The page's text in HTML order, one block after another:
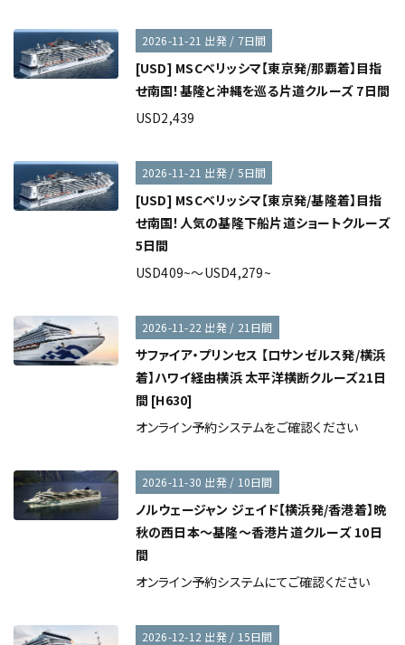
2026-11-21 出発 / 7日間
[USD] MSCベリッシマ【東京発/那覇着】目指
せ南国！基隆と沖縄を巡る片道クルーズ 7日間
USD2,439
2026-11-21 出発 / 5日間
[USD] MSCベリッシマ【東京発/基隆着】目指
せ南国！人気の基隆下船片道ショートクルーズ
5日間
USD409~～USD4,279~
2026-11-22 出発 / 21日間
サファイア・プリンセス 【ロサンゼルス発/横浜
着】ハワイ経由横浜 太平洋横断クルーズ21日
間 [H630]
オンライン予約システムをご確認ください
2026-11-30 出発 / 10日間
ノルウェージャン ジェイド【横浜発/香港着】晩
秋の西日本～基隆～香港片道クルーズ 10日
間
オンライン予約システムにてご確認ください
2026-12-12 出発 / 15日間